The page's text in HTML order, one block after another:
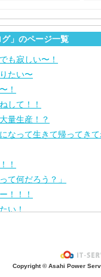
グ」のページ一覧
も寂しい〜！
たい〜
！
して！！
量生産！？
になって生きて帰ってき
！
て何だろう？」
！！！
い！
〜れ？
Copyright © Asahi Power